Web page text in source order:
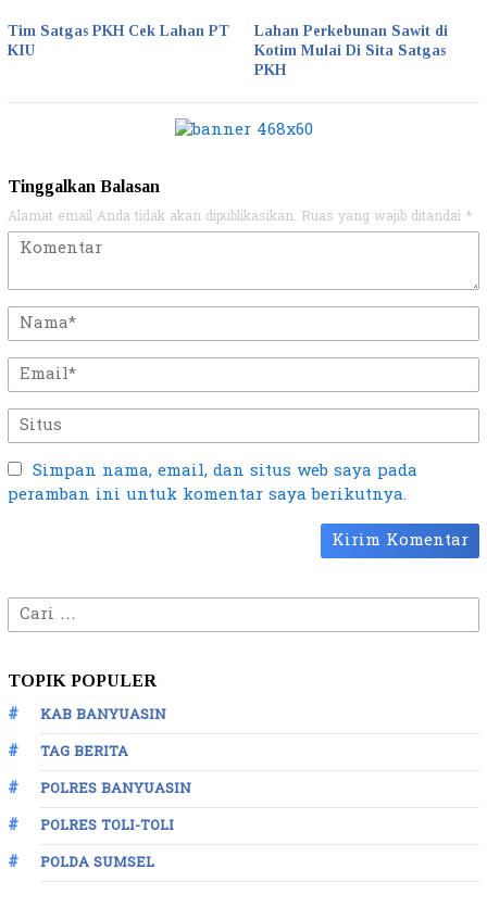
Tim Satgas PKH Cek Lahan PT
KIU
Lahan Perkebunan Sawit di
Kotim Mulai Di Sita Satgas
PKH
Tinggalkan Balasan
Alamat email Anda tidak akan dipublikasikan. Ruas yang wajib ditandai *
Simpan nama, email, dan situs web saya pada
peramban ini untuk komentar saya berikutnya.
Cari
untuk:
TOPIK POPULER
KAB BANYUASIN
TAG BERITA
POLRES BANYUASIN
POLRES TOLI-TOLI
POLDA SUMSEL